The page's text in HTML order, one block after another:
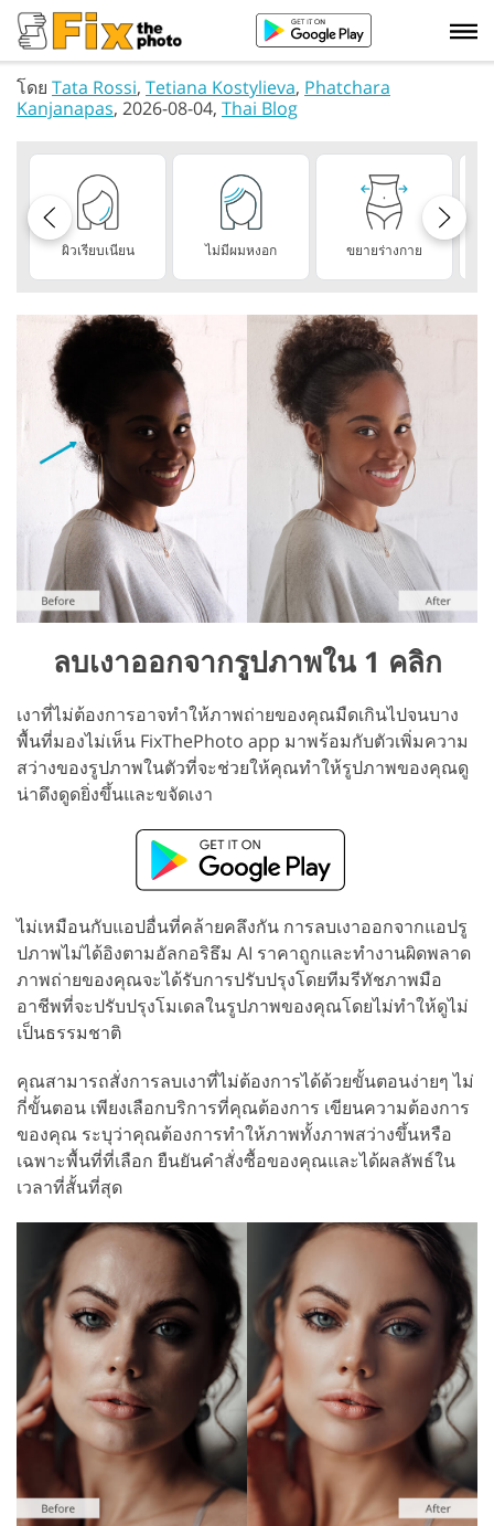
โดย Tata Rossi, Tetiana Kostylieva, Phatchara
Kanjanapas, 2026-08-04, Thai Blog
ผิวเรียบเนียน ไม่มีผมหงอก ขยายร่างกาย
ลบเงาออกจากรูปภาพใน 1 คลิก
เงาที่ไม่ต้องการอาจทำให้ภาพถ่ายของคุณมืดเกินไปจนบาง
พื้นที่มองไม่เห็น FixThePhoto app มาพร้อมกับตัวเพิ่มความ
สว่างของรูปภาพในตัวที่จะช่วยให้คุณทำให้รูปภาพของคุณดู
น่าดึงดูดยิ่งขึ้นและขจัดเงา
ไม่เหมือนกับแอปอื่นที่คล้ายคลึงกัน การลบเงาออกจากแอปรู
ปภาพไม่ได้อิงตามอัลกอริธึม AI ราคาถูกและทำงานผิดพลาด
ภาพถ่ายของคุณจะได้รับการปรับปรุงโดยทีมรีทัชภาพมือ
อาชีพที่จะปรับปรุงโมเดลในรูปภาพของคุณโดยไม่ทำให้ดูไม่
เป็นธรรมชาติ
คุณสามารถสั่งการลบเงาที่ไม่ต้องการได้ด้วยขั้นตอนง่ายๆ ไม่
กี่ขั้นตอน เพียงเลือกบริการที่คุณต้องการ เขียนความต้องการ
ของคุณ ระบุว่าคุณต้องการทำให้ภาพทั้งภาพสว่างขึ้นหรือ
เฉพาะพื้นที่ที่เลือก ยืนยันคำสั่งซื้อของคุณและได้ผลลัพธ์ใน
เวลาที่สั้นที่สุด